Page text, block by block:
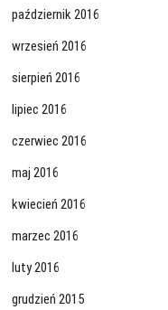
październik 2016
wrzesień 2016
sierpień 2016
lipiec 2016
czerwiec 2016
maj 2016
kwiecień 2016
marzec 2016
luty 2016
grudzień 2015